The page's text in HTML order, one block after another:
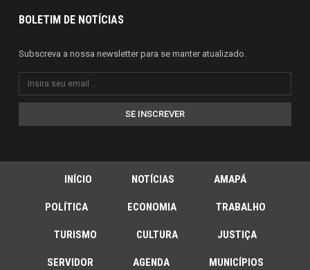
BOLETIM DE NOTÍCIAS
Subscreva a nossa newsletter para se manter atualizado.
SE INSCREVER
INÍCIO NOTÍCIAS AMAPÁ
POLÍTICA ECONOMIA TRABALHO
TURISMO CULTURA JUSTIÇA
SERVIDOR AGENDA MUNICÍPIOS